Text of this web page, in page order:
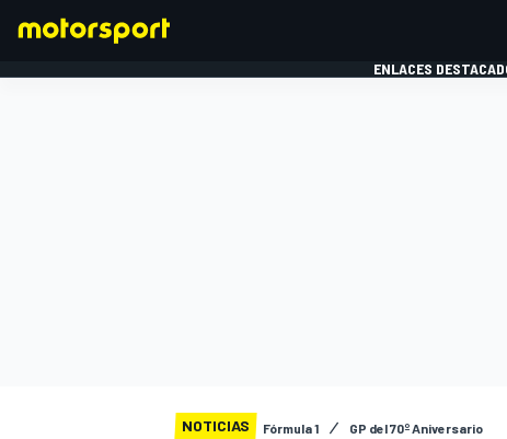
ENLACES
NOTICIAS Fórmula 1 GP del 70º Aniversario